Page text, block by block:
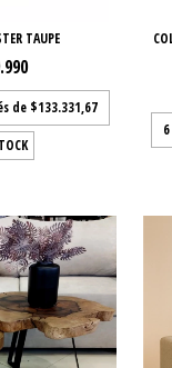
TAUPE
de $133.331,67
6